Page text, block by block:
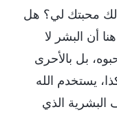
محبتك لي؟ هل
أن البشر لا
بل بالأحرى
يستخدم الله
البشرية الذي